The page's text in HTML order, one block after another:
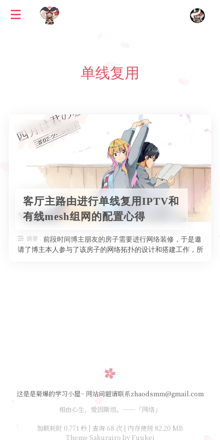
单线复用
发布于 2024-12-03
客厅主路由进行单线复用IPTV和
有线mesh组网的配置心得
摘要
前段时间博主朋友的房子需要进行网络装修，于是邀
请了博主本人参与了该房子的网络拓扑的设计和搭建工作，所
这是是菊爆的学习小屋~ 网站问题请联系zhaodsmm@gmail.com
相由心生，爱因斯坦。——「网络」
加载耗时 0.771 秒 | 查询 68 次 | 内存使用 82.20 MB
Theme Sakurairo by Fuukei